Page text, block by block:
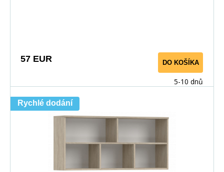
57 EUR DO KOŠÍKA
5-10 dnů
Rychlé dodání